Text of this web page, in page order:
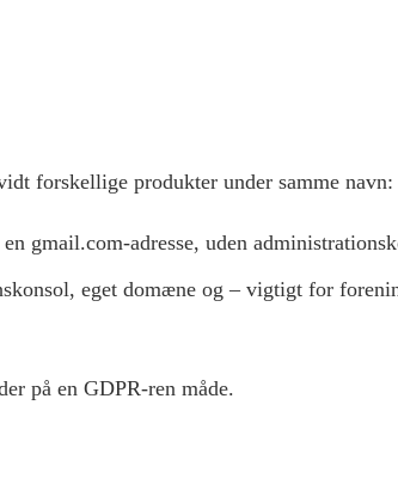
forskellige produkter under samme navn:
gmail.com-adresse, uden
eget domæne og – vigtigt for
på en GDPR-ren måde.